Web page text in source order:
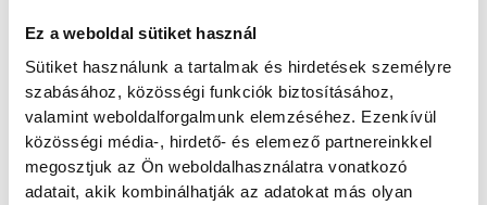
Ez a weboldal sütiket használ
Sütiket használunk a tartalmak és hirdetések személyre
szabásához, közösségi funkciók biztosításához,
valamint weboldalforgalmunk elemzéséhez. Ezenkívül
közösségi média-, hirdető- és elemező partnereinkkel
megosztjuk az Ön weboldalhasználatra vonatkozó
adatait, akik kombinálhatják az adatokat más olyan
„Amikor megtudtam, óriási tehetetlen düh
volt bennem. Ez harminc éves történet, és
azért találkoztunk ezekkel az emberekkel
azóta egyszer-kétszer. Ha nem is
barátságos körülmények között.”